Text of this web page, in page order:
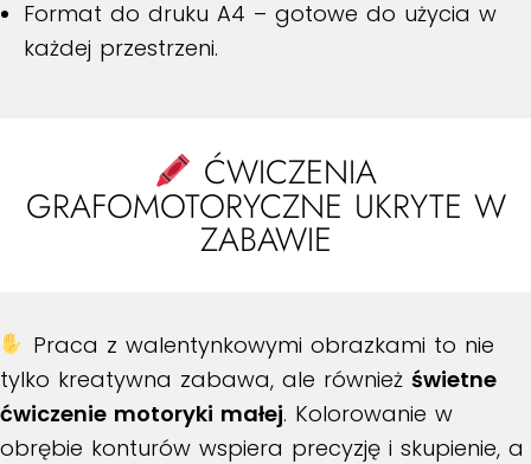
Format do druku A4 – gotowe do użycia w
każdej przestrzeni.
ĆWICZENIA
GRAFOMOTORYCZNE UKRYTE W
ZABAWIE
Praca z walentynkowymi obrazkami to nie
tylko kreatywna zabawa, ale również świetne
ćwiczenie motoryki małej. Kolorowanie w
obrębie konturów wspiera precyzję i skupienie, a